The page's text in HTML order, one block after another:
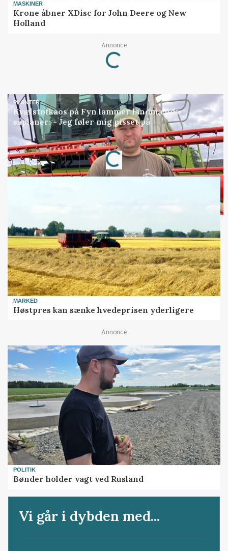
MASKINER
Krone åbner XDisc for John Deere og New
Holland
Annonce
Loading...
PLANTER
Kvælstofkaos på Fyn lammer landmænds
såplaner: - Jeg føler mig pisset på
Annonce
Loading...
MARKED
Høstpres kan sænke hvedeprisen yderligere
Annonce
POLITIK
Bønder holder vagt ved Rusland
Vi går i dybden med...